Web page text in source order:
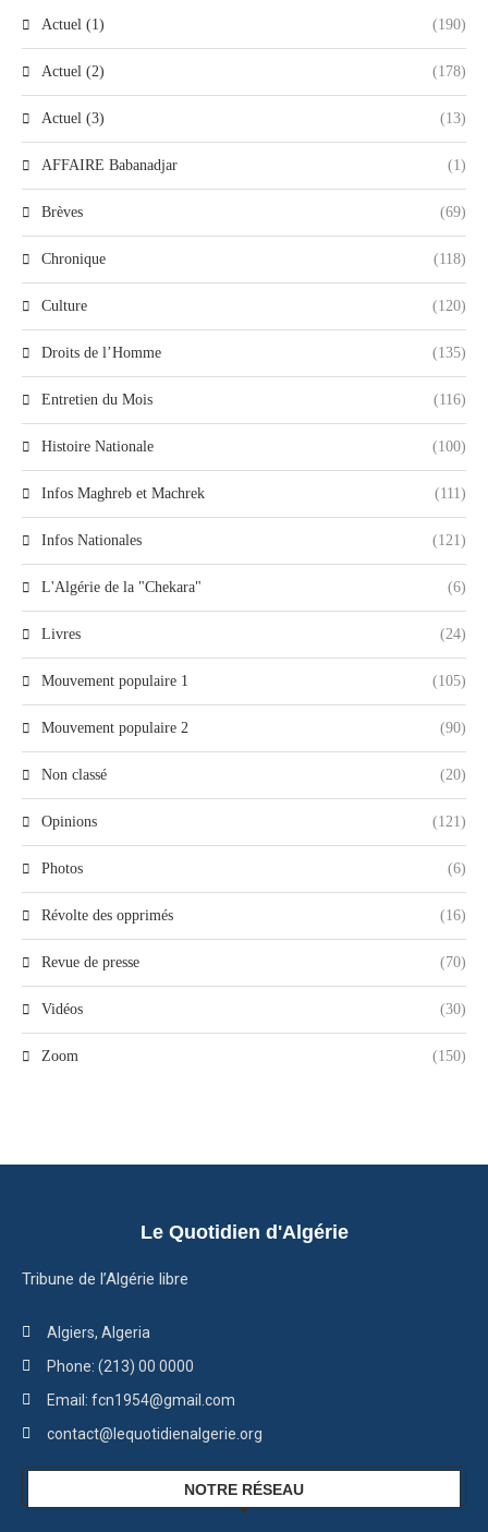
Actuel (1) (190)
Actuel (2) (178)
Actuel (3) (13)
AFFAIRE Babanadjar (1)
Brèves (69)
Chronique (118)
Culture (120)
Droits de l’Homme (135)
Entretien du Mois (116)
Histoire Nationale (100)
Infos Maghreb et Machrek (111)
Infos Nationales (121)
L'Algérie de la "Chekara" (6)
Livres (24)
Mouvement populaire 1 (105)
Mouvement populaire 2 (90)
Non classé (20)
Opinions (121)
Photos (6)
Révolte des opprimés (16)
Revue de presse (70)
Vidéos (30)
Zoom (150)
Le Quotidien d'Algérie
Tribune de l’Algérie libre
Algiers, Algeria
Phone: (213) 00 0000
Email: fcn1954@gmail.com
contact@lequotidienalgerie.org
NOTRE RÉSEAU